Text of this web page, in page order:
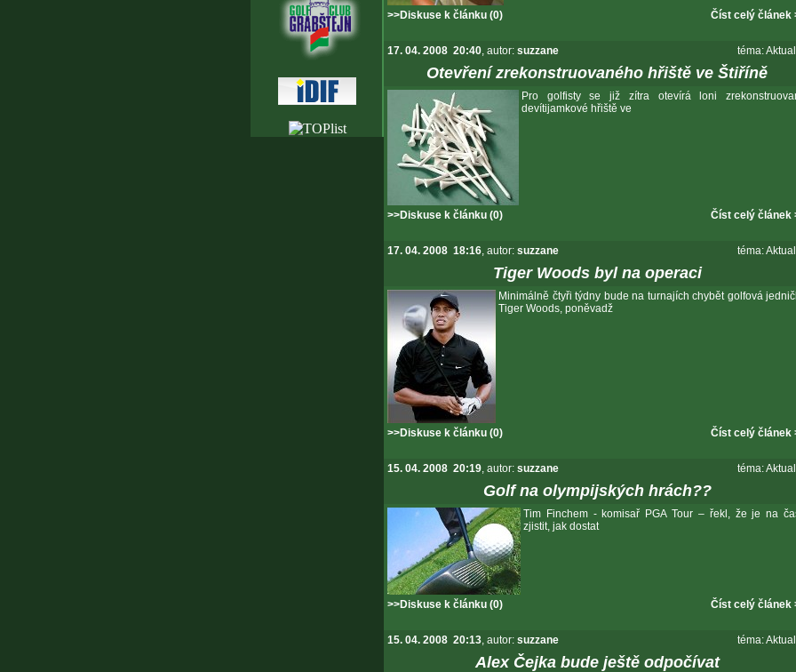
>>Diskuse k článku (0) Číst celý článek
17. 04. 2008 20:40, autor: suzzane téma:
Otevření zrekonstruovaného hřiště ve Štiříně
Pro golfisty se již zítra otevírá loni
devítijamkové hřiště ve
>>Diskuse k článku (0) Číst celý článek
17. 04. 2008 18:16, autor: suzzane téma:
Tiger Woods byl na operaci
Minimálně čtyři týdny bude na turnajích chybět golfová
Tiger Woods, poněvadž
>>Diskuse k článku (0) Číst celý článek
15. 04. 2008 20:19, autor: suzzane téma:
Golf na olympijských hrách??
Tim Finchem - komisař PGA Tour – řekl, že je na
zjistit, jak dostat
>>Diskuse k článku (0) Číst celý článek
15. 04. 2008 20:13, autor: suzzane téma:
Alex Čejka bude ještě odpočívat